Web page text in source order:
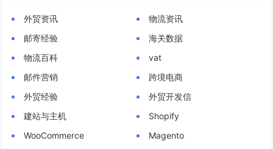
外贸资讯
物流资讯
邮寄经验
海关数据
物流百科
vat
邮件营销
跨境电商
外贸经验
外贸开发信
建站与主机
Shopify
WooCommerce
Magento